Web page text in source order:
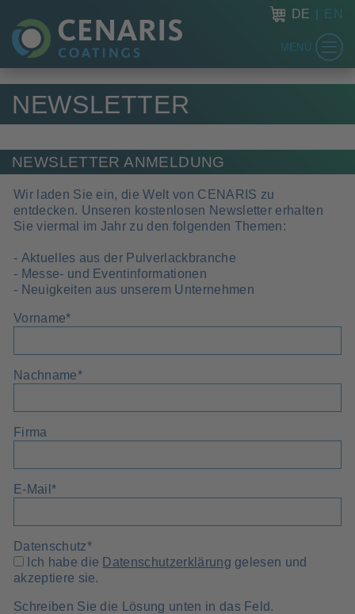
MENÜ
DE EN
NEWSLETTER
NEWSLETTER ANMELDUNG
Wir laden Sie ein, die Welt von CENARIS zu
entdecken. Unseren kostenlosen Newsletter erhalten
Sie viermal im Jahr zu den folgenden Themen:
- Aktuelles aus der Pulverlackbranche
- Messe- und Eventinformationen
- Neuigkeiten aus unserem Unternehmen
Vorname*
Nachname*
Firma
E-Mail *
Datenschutz*
Ich habe die Datenschutzerklärung gelesen und
akzeptiere sie.
Schreiben Sie die Lösung unten in das Feld.